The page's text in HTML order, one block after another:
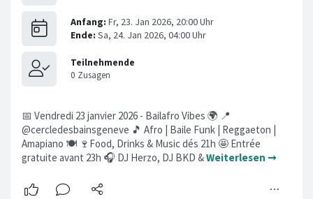
📅 Vendredi 23 janvier 2026 - Bailafro Vibes 🌍 📍
@cercledesbainsgeneve 🎵 Afro | Baile Funk | Reggaeton |
Amapiano 🍽️ 🍷Food, Drinks & Music dés 21h 🤩 Entrée
gratuite avant 23h 🎧 DJ Herzo, DJ BKD &Weiterlesen ➞